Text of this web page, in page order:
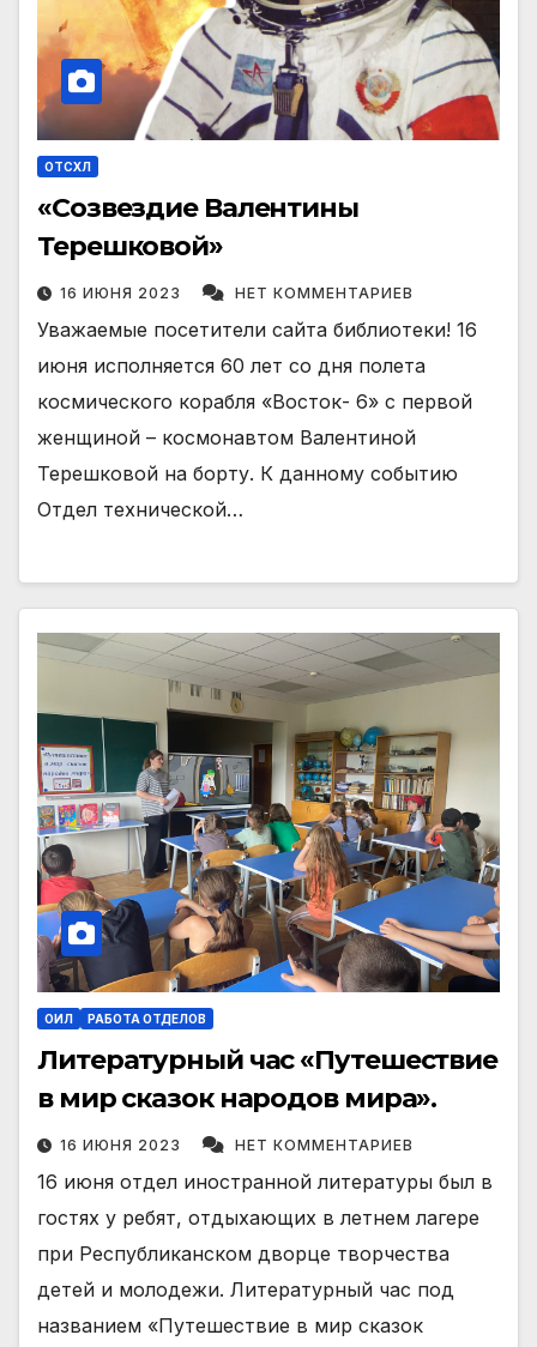
ОТСХЛ
«Созвездие Валентины
Терешковой»
16 ИЮНЯ 2023 НЕТ КОММЕНТАРИЕВ
Уважаемые посетители сайта библиотеки! 16
июня исполняется 60 лет со дня полета
космического корабля «Восток- 6» с первой
женщиной – космонавтом Валентиной
Терешковой на борту. К данному событию
Отдел технической…
ОИЛ РАБОТА ОТДЕЛОВ
Литературный час «Путешествие
в мир сказок народов мира».
16 ИЮНЯ 2023 НЕТ КОММЕНТАРИЕВ
16 июня отдел иностранной литературы был в
гостях у ребят, отдыхающих в летнем лагере
при Республиканском дворце творчества
детей и молодежи. Литературный час под
названием «Путешествие в мир сказок